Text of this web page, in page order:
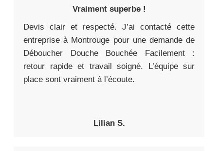
Vraiment superbe !
Devis clair et respecté. J’ai contacté cette
entreprise à Montrouge pour une demande de
Déboucher Douche Bouchée Facilement :
retour rapide et travail soigné. L’équipe sur
place sont vraiment à l’écoute.
Lilian S.